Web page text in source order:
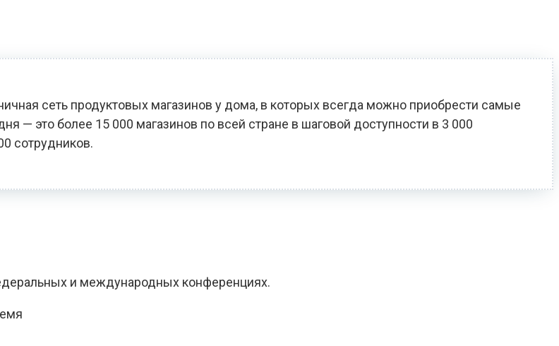
сеть продуктовых магазинов у дома, в которых всегда можно приобрести самые
— это более 15 000 магазинов по всей стране в шаговой доступности в 3 000
сотрудников.
и международных конференциях.